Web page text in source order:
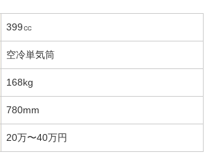
399㏄
空冷単気筒
168kg
780mm
20万〜40万円